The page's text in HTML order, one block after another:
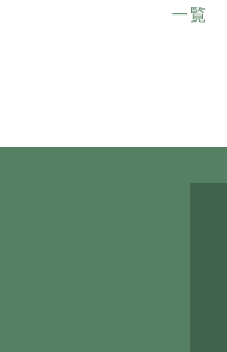
一覧